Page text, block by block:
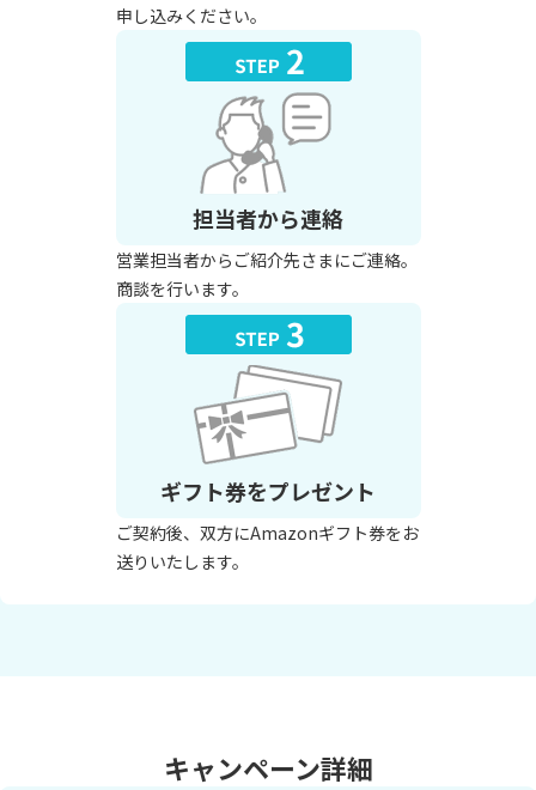
申し込みください。
担当者から連絡
営業担当者からご紹介先さまにご連絡。
商談を行います。
ギフト券をプレゼント
ご契約後、双方にAmazonギフト券をお
送りいたします。
キャンペーン詳細